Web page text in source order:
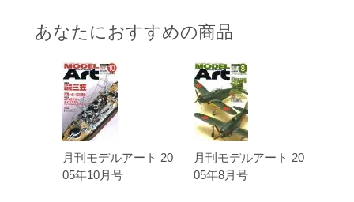
あなたにおすすめの商品
月刊モデルアート 20
05年10月号
月刊モデルアート 20
05年8月号